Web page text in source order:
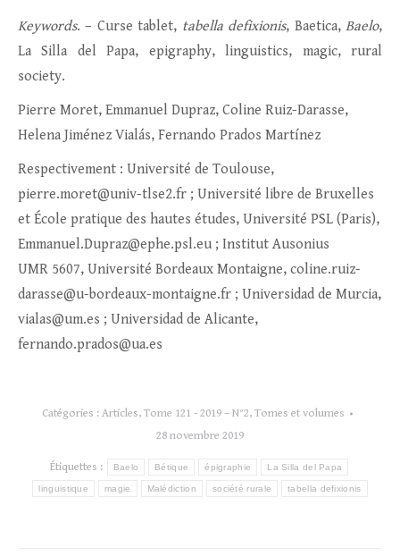
Keywords. – Curse tablet, tabella defixionis, Baetica,Baelo,
La Silla del Papa, epigraphy, linguistics, magic, rural
society.
Pierre Moret, Emmanuel Dupraz, Coline Ruiz-Darasse,
Helena Jiménez Vialás, Fernando Prados Martínez
Respectivement : Université de Toulouse,
pierre.moret@univ-tlse2.fr ; Université libre de Bruxelles
et École pratique des hautes études, Université PSL (Paris),
Emmanuel.Dupraz@ephe.psl.eu ; Institut Ausonius
UMR 5607, Université Bordeaux Montaigne, coline.ruiz-
darasse@u-bordeaux-montaigne.fr ; Universidad de Murcia,
vialas@um.es ; Universidad de Alicante,
fernando.prados@ua.es
Catégories : Articles, Tome 121 - 2019 – N°2, Tomes et volumes
28 novembre 2019
Étiquettes : Baelo Bétique épigraphie La Silla del Papa
linguistique magie Malédiction société rurale tabella defixionis